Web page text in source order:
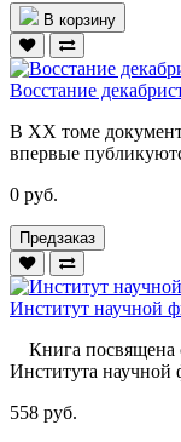
В корзину
Восстание
В XX томе
впервые
0 руб.
Предзаказ
Институт научной
Книга посвящена
Института научной
558 руб.